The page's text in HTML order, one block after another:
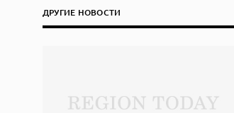
ДРУГИЕ НОВОСТИ